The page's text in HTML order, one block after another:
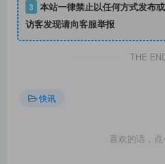
3 本站一律禁止以任何方式发布
访客发现请向客服举报
THE
快讯
喜欢的话，点